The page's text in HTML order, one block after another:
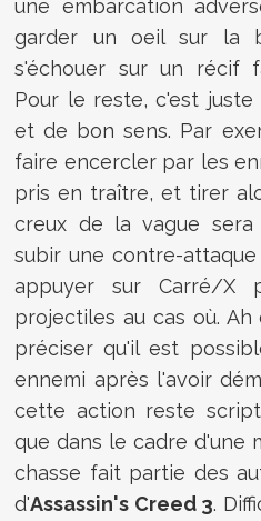
une embarcation
garder un oeil sur la
s'échouer sur un récif
Pour le reste, c'est
et de bon sens. Par
faire encercler par les
pris en traître, et tirer
creux de la vague
subir une contre-attaque
appuyer sur Carré/X
projectiles au cas où.
préciser qu'il est
ennemi après l'avoir
cette action reste
que dans le cadre d'une
chasse fait partie des
d'Assassin's Creed 3.